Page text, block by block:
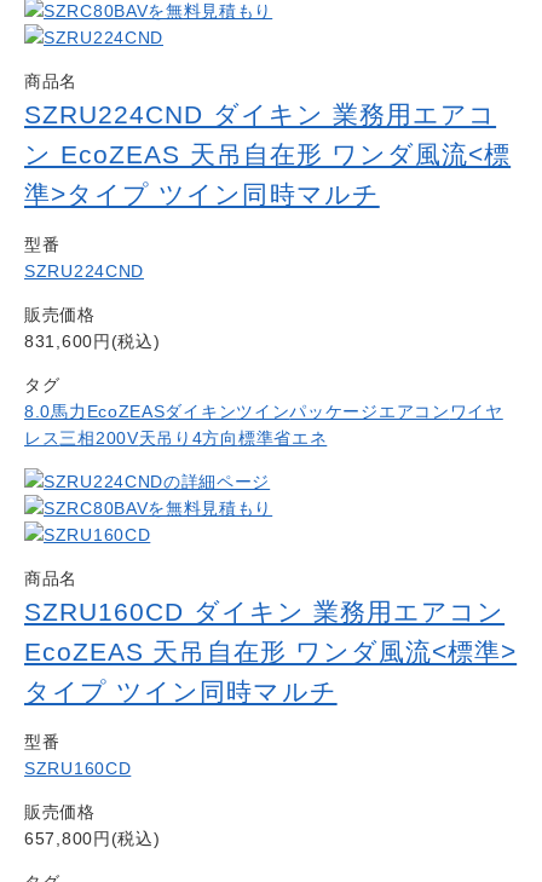
商品名
SZRU224CND ダイキン 業務用エアコ
ン EcoZEAS 天吊自在形 ワンダ風流<標
準>タイプ ツイン同時マルチ
型番
SZRU224CND
販売価格
831,600円(税込)
タグ
8.0馬力 EcoZEASダイキンツインパッケージエアコンワイヤ
レス三相200V天吊り4方向標準省エネ
商品名
SZRU160CD ダイキン 業務用エアコン
EcoZEAS 天吊自在形 ワンダ風流<標準>
タイプ ツイン同時マルチ
型番
SZRU160CD
販売価格
657,800円(税込)